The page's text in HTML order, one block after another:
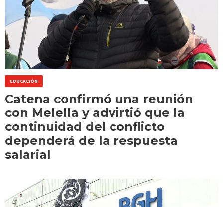
EDUCACIÓN
Catena confirmó una reunión
con Melella y advirtió que la
continuidad del conflicto
dependerá de la respuesta
salarial